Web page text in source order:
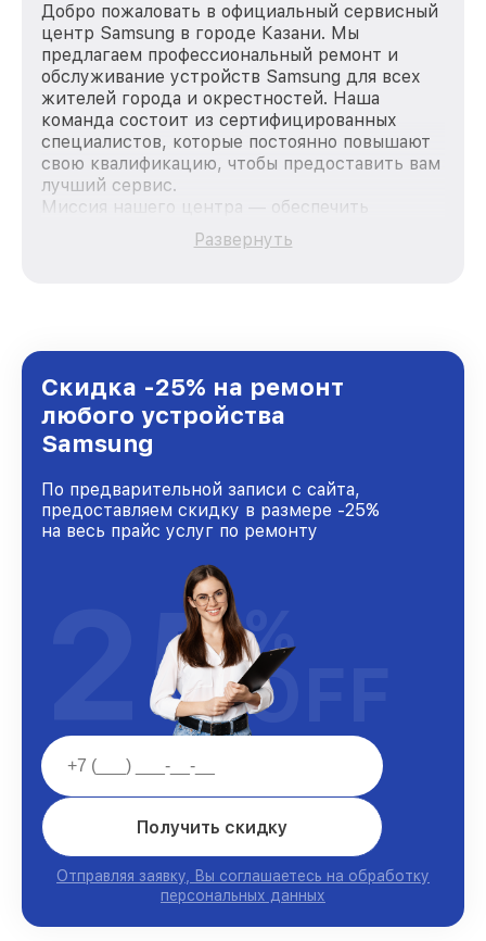
Добро пожаловать в официальный сервисный
центр Samsung в городе Казани. Мы
предлагаем профессиональный ремонт и
обслуживание устройств Samsung для всех
жителей города и окрестностей. Наша
команда состоит из сертифицированных
специалистов, которые постоянно повышают
свою квалификацию, чтобы предоставить вам
лучший сервис.
Миссия нашего центра — обеспечить
качественный и доступный ремонт для
каждого пользователя продукции Samsung,
городе Казани, постоянно повышая уровень
доверия и лояльности наших клиентов.
Развернуть
Скидка -25% на ремонт
любого устройства
Samsung
По предварительной записи с сайта,
предоставляем скидку в размере -25%
на весь прайс услуг по ремонту
Получить скидку
Отправляя заявку, Вы соглашаетесь на обработку
персональных данных
25%
OFF